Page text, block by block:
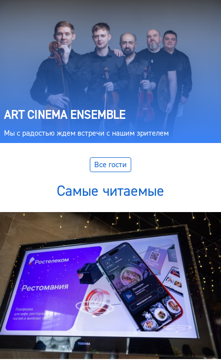
ART CINEMA ENSEMBLE
Мы с радостью ждем встречи с нашим зрителем
Все гости
Самые читаемые